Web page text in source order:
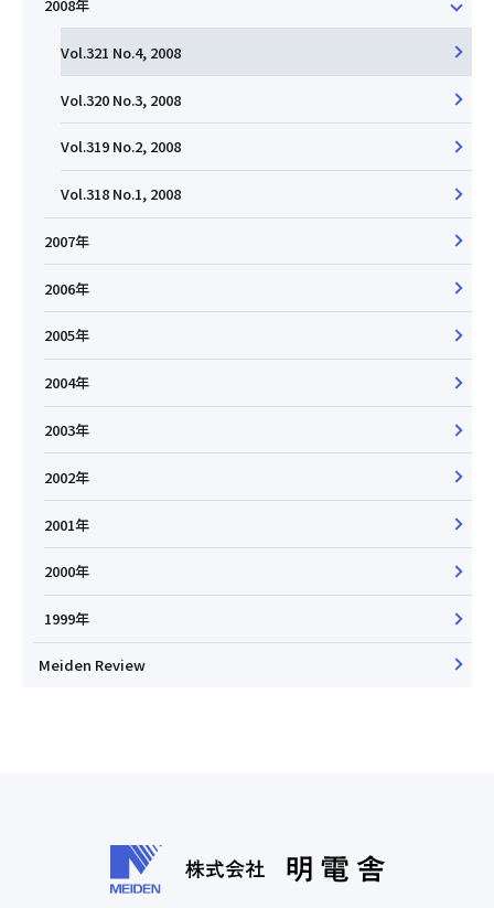
2008年
Vol.321 No.4, 2008
Vol.320 No.3, 2008
Vol.319 No.2, 2008
Vol.318 No.1, 2008
2007年
2006年
2005年
2004年
2003年
2002年
2001年
2000年
1999年
Meiden Review